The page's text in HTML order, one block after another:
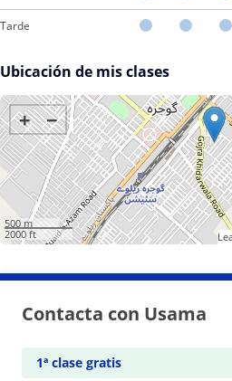
Tarde
Ubicación de mis clases
+ −
500 m
2000 ft
Contacta con Usama
1ª clase gratis